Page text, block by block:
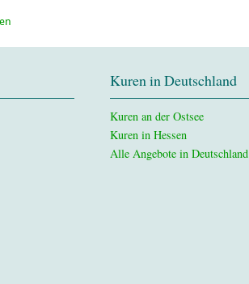
Kuren in Deutschland
Kuren an der Ostsee
Kuren in Hessen
Alle Angebote in Deutschland